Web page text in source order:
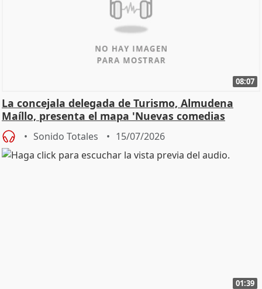
08:07
La concejala delegada de Turismo, Almudena
Maíllo, presenta el mapa 'Nuevas comedias
madrileñas'
Sonido Totales 15/07/2026
01:39